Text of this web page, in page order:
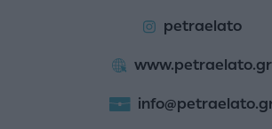
petraelato
www.petraelato.gr